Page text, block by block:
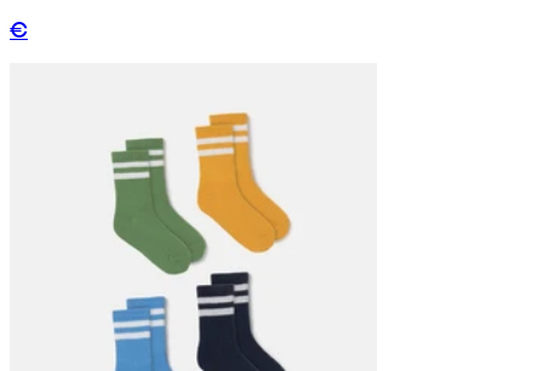
€